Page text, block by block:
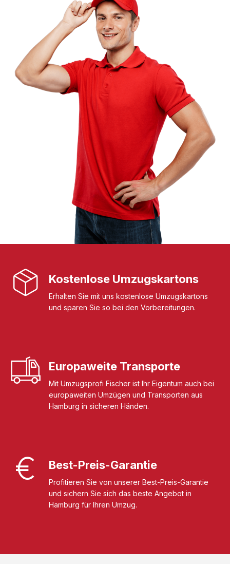
Kostenlose Umzugskartons
Erhalten Sie mit uns kostenlose Umzugskartons
und sparen Sie so bei den Vorbereitungen.
Europaweite Transporte
Mit Umzugsprofi Fischer ist Ihr Eigentum auch bei
europaweiten Umzügen und Transporten aus
Hamburg in sicheren Händen.
Best-Preis-Garantie
Profitieren Sie von unserer Best-Preis-Garantie
und sichern Sie sich das beste Angebot in
Hamburg für Ihren Umzug.